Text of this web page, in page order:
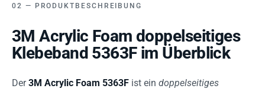
PRODUKTBESCHREIBUNG
3M Acrylic Foam doppelseitiges
Klebeband 5363F im Überblick
Der3M Acrylic Foam 5363F ist ein doppelseitiges